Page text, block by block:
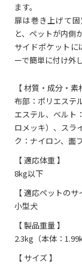
ます。
扉は巻き上げて
と、ペットが内側
サイドポケットに
ーで簡単に付け外
【 材質・成分・素
布部：ポリエステ
エステル、ベルト
ロメッキ）、スラ
ク：ナイロン、面
【 適応体重 】
8kg以下
【 適応ペットのサ
小型犬
【 製品重量 】
2.3kg（本体：
【 サイズ 】